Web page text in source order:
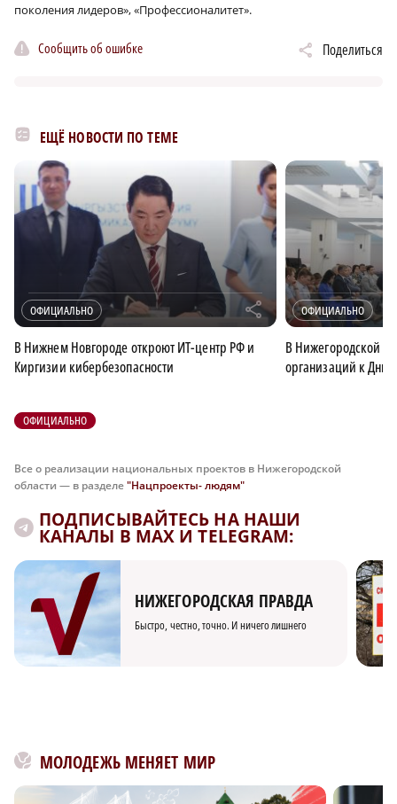
поколения лидеров», «Профессионалитет».
Сообщить об ошибке Поделиться
ЕЩЁ НОВОСТИ ПО ТЕМЕ
ОФИЦИАЛЬНО r
В Нижнем Новгороде откроют ИТ-центр РФ и
Киргизии кибербезопасности
ОФИЦИАЛЬНО
В Нижегородской
организаций к Дню
ОФИЦИАЛЬНО
Все о реализации национальных проектов в Нижегородской
области — в разделе"Нацпроекты- людям"
ПОДПИСЫВАЙТЕСЬ НА НАШИ
КАНАЛЫ В MAX И TELEGRAM:
НИЖЕГОРОДСКАЯ ПРАВДА
Быстро, честно, точно. И ничего лишнего
МОЛОДЕЖЬ МЕНЯЕТ МИР